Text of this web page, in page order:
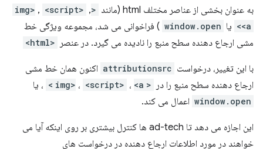
به عنوان بخشی از عناصر مختلف html (مانند <img>
, <script> ,
<a> یا window.open ) فراخوانی می شد، مجموعه ویژگی خط
مشی ارجاع دهنده سطح منبع را نادیده می گیرد. در عنصر
<html>
با این تغییر، درخواست attributionsrc اکنون همان خط مشی
ارجاع دهنده سطح منبع را در
<img> ، <script> ، <a> ، یا
window.open اعمال می کند.
این اجازه می دهد تا ad-tech ها کنترل بیشتری بر روی اینکه آیا می
خواهند در مورد اطلاعات ارجاع دهنده در درخواست های